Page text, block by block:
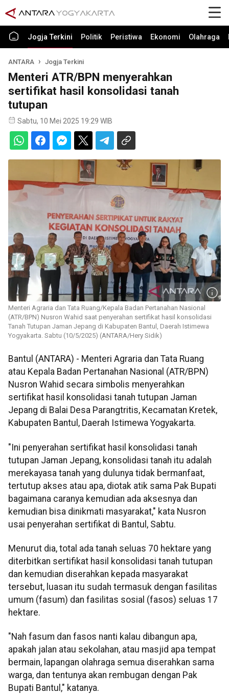
Jogja Terkini Politik Peristiwa Ekonomi Olahraga
ANTARA Jogja Terkini
Menteri ATR/BPN menyerahkan
sertifikat hasil konsolidasi tanah
tutupan
Sabtu, 10 Mei 2025 19:29 WIB
Menteri Agraria dan Tata Ruang/Kepala Badan Pertanahan Nasional
(ATR/BPN) Nusron Wahid saat penyerahan sertifikat hasil konsolidasi
Tanah Tutupan Jaman Jepang di Kabupaten Bantul, Daerah Istimewa
Yogyakarta. Sabtu (10/5/2025) (ANTARA/Hery Sidik)
Bantul (ANTARA) - Menteri Agraria dan Tata Ruang
atau Kepala Badan Pertanahan Nasional (ATR/BPN)
Nusron Wahid secara simbolis menyerahkan
sertifikat hasil konsolidasi tanah tutupan Jaman
Jepang di Balai Desa Parangtritis, Kecamatan Kretek,
Kabupaten Bantul, Daerah Istimewa Yogyakarta.
"Ini penyerahan sertifikat hasil konsolidasi tanah
tutupan Jaman Jepang, konsolidasi tanah itu adalah
merekayasa tanah yang dulunya tidak bermanfaat,
tertutup akses atau apa, diotak atik sama Pak Bupati
bagaimana caranya kemudian ada aksesnya dan
kemudian bisa dinikmati masyarakat," kata Nusron
usai penyerahan sertifikat di Bantul, Sabtu.
Menurut dia, total ada tanah seluas 70 hektare yang
diterbitkan sertifikat hasil konsolidasi tanah tutupan
dan kemudian diserahkan kepada masyarakat
tersebut, luasan itu sudah termasuk dengan fasilitas
umum (fasum) dan fasilitas sosial (fasos) seluas 17
hektare.
"Nah fasum dan fasos nanti kalau dibangun apa,
apakah jalan atau sekolahan, atau masjid apa tempat
bermain, lapangan olahraga semua diserahkan sama
warga, dan tentunya akan rembugan dengan Pak
Bupati Bantul," katanya.